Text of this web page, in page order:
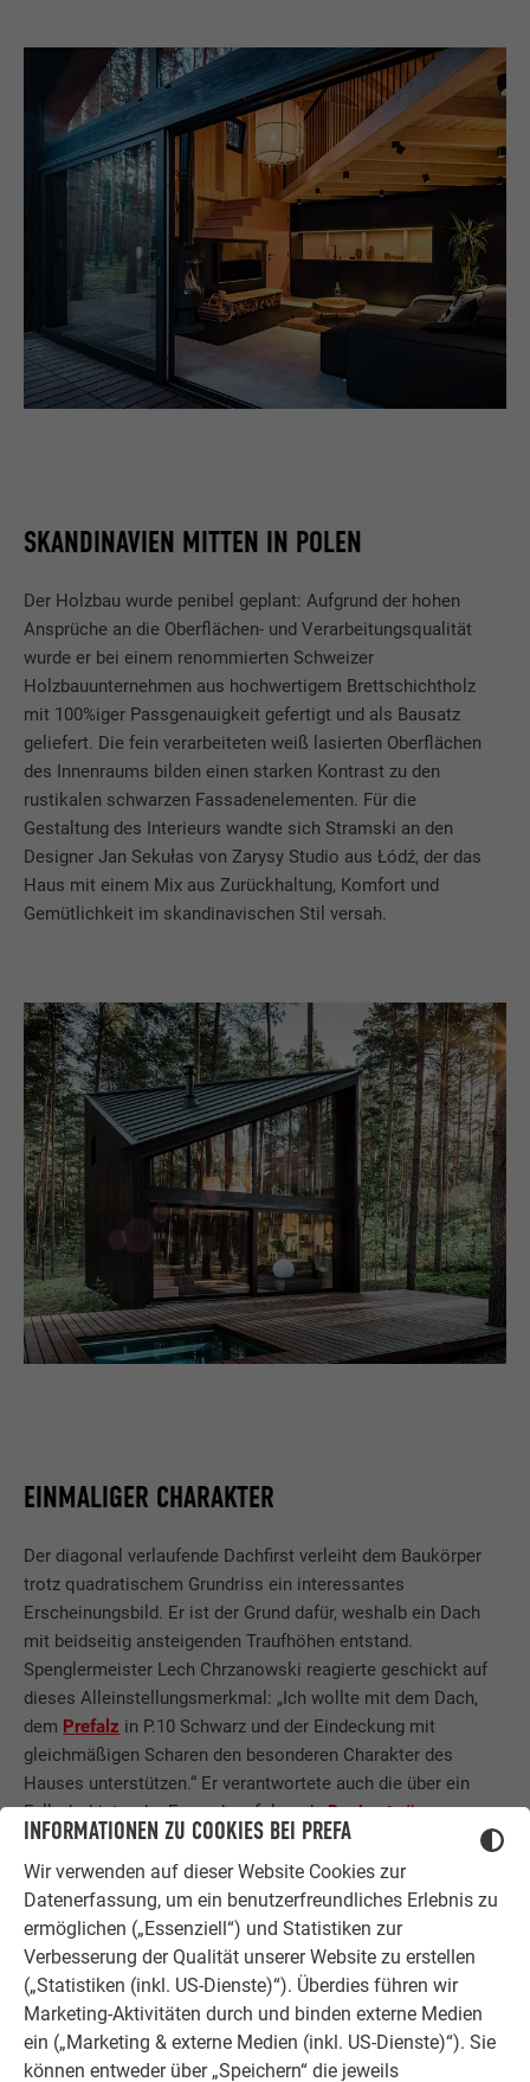
INFORMATIONEN ZU COOKIES BEI PREFA
Wir verwenden auf dieser Website Cookies zur
Datenerfassung, um ein benutzerfreundliches Erlebnis zu
ermöglichen („Essenziell“) und Statistiken zur
Verbesserung der Qualität unserer Website zu erstellen
(„Statistiken (inkl. US-Dienste)“). Überdies führen wir
Marketing-Aktivitäten durch und binden externe Medien
ein („Marketing & externe Medien (inkl. US-Dienste)“). Sie
können entweder über „Speichern“ die jeweils
SKANDINAVIEN MITTEN IN POLEN
Der Holzbau wurde penibel geplant: Aufgrund der hohen
Ansprüche an die Oberflächen- und Verarbeitungsqualität
wurde er bei einem renommierten Schweizer
Holzbauunternehmen aus hochwertigem Brettschichtholz
mit 100%iger Passgenauigkeit gefertigt und als Bausatz
geliefert. Die fein verarbeiteten weiß lasierten Oberflächen
des Innenraums bilden einen starken Kontrast zu den
rustikalen schwarzen Fassadenelementen. Für die
Gestaltung des Interieurs wandte sich Stramski an den
Designer Jan Sekułas von Zarysy Studio aus Łódź, der das
Haus mit einem Mix aus Zurückhaltung, Komfort und
Gemütlichkeit im skandinavischen Stil versah.
EINMALIGER CHARAKTER
Der diagonal verlaufende Dachfirst verleiht dem Baukörper
trotz quadratischem Grundriss ein interessantes
Erscheinungsbild. Er ist der Grund dafür, weshalb ein Dach
mit beidseitig ansteigenden Traufhöhen entstand.
Spenglermeister Lech Chrzanowski reagierte geschickt auf
dieses Alleinstellungsmerkmal: „Ich wollte mit dem Dach,
dem Prefalz in P.10 Schwarz und der Eindeckung mit
gleichmäßigen Scharen den besonderen Charakter des
Hauses unterstützen.“ Er verantwortete auch die über ein
Fallrohr hinter der Fassade erfolgendeDachentwässerung,
welche nur durch eine Sonderlösung gewährleistet werden
konnte.
Prefalz
P.10 Schwarz